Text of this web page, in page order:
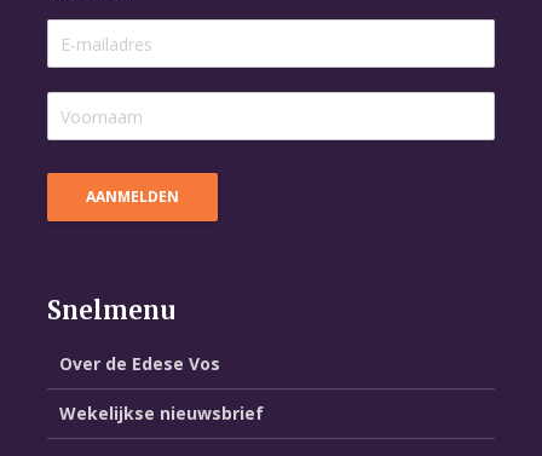
Snelmenu
Over de Edese Vos
Wekelijkse nieuwsbrief